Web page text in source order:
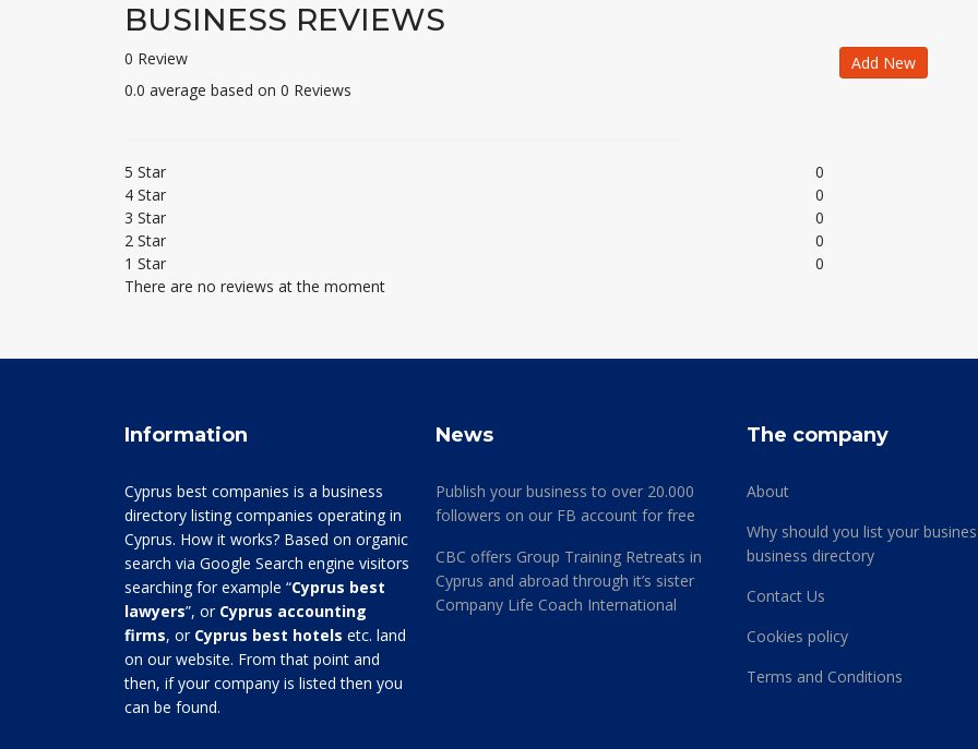
BUSINESS REVIEWS
0 Review
0.0 average based on 0 Reviews
Add New
5 Star
0
4 Star
0
3 Star
0
2 Star
0
1 Star
0
There are no reviews at the moment
Information
Cyprus best companies is a business
directory listing companies operating in
Cyprus. How it works? Based on organic
search via Google Search engine visitors
searching for example “Cyprus best
lawyers”, or Cyprus accounting
firms, or Cyprus best hotels etc. land
on our website. From that point and
then, if your company is listed then you
can be found.
News
Publish your business to over 20.000
followers on our FB account for free
CBC offers Group Training Retreats in
Cyprus and abroad through it’s sister
Company Life Coach International
The company
About
Why should you list your
business directory
Contact Us
Cookies policy
Terms and Conditions